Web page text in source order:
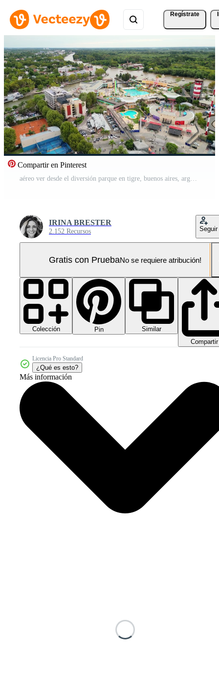
Regístrate
Compartir en Pinterest
aéreo ver desde el diversión parque en tigre, buenos aires, argentina Vídeo Pro
IRINA BRESTER
2.152 Recursos Seguir
Gratis con PruebaNo se requiere atribución!
Colección Pin
Similar
Compartir
Licencia Pro Standard
¿Qué es esto?
Más información